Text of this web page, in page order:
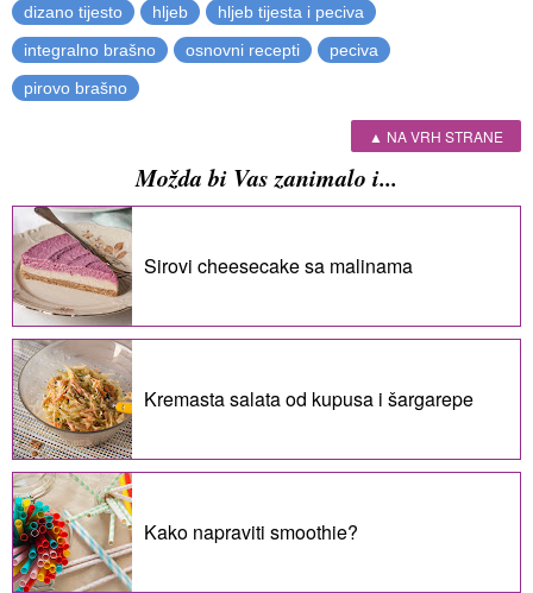
dizano tijesto hljeb
hljeb tijesta i peciva
integralno brašno
osnovni recepti
peciva
pirovo brašno
▲ NA VRH STRANE
Možda bi Vas zanimalo i...
Sirovi cheesecake sa malinama
Kremasta salata od kupusa i šargarepe
Kako napraviti smoothie?